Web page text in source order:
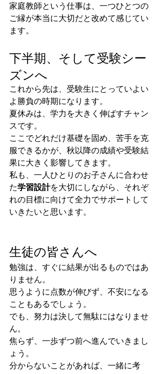
家庭教師という仕事は、一つひとつの
ご縁が本当に大切だと改めて感じてい
ます。
下半期、そして受験シー
ズンへ
これから先は、受験生にとっていよい
よ勝負の時期になります。
夏休みは、学力を大きく伸ばすチャン
スです。
ここでどれだけ基礎を固め、苦手を克
服できるかが、秋以降の成績や受験結
果に大きく影響してきます。
私も、一人ひとりのお子さんに合わせ
た学習設計を大切にしながら、それぞ
れの目標に向けて全力でサポートして
いきたいと思います。
生徒の皆さんへ
勉強は、すぐに結果が出るものではあ
りません。
思うように点数が伸びず、不安になる
こともあるでしょう。
でも、努力は決して無駄にはなりませ
ん。
焦らず、一歩ずつ前へ進んでいきまし
ょう。
分からないことがあれば、一緒に考